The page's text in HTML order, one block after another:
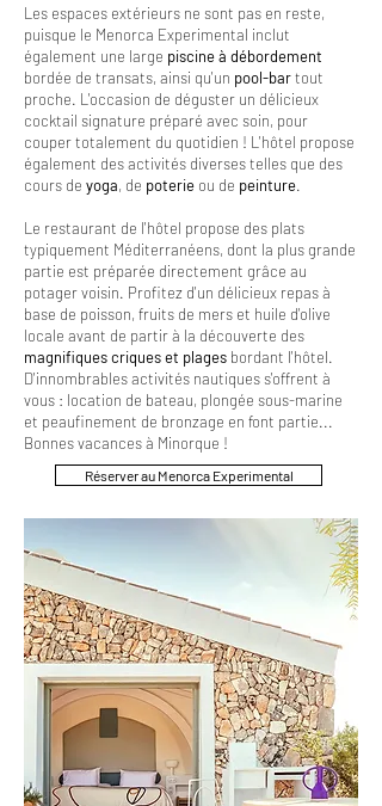
Les espaces extérieurs ne sont pas en reste,
puisque le Menorca Experimental inclut
également une large piscine à débordement
bordée de transats, ainsi qu'un pool-bartout
proche. L'occasion de déguster un délicieux
cocktail signature préparé avec soin, pour
couper totalement du quotidien ! L'hôtel propose
également des activités diverses telles que des
cours de yoga, de poterie ou de peinture.
Le restaurant de l'hôtel propose des plats
typiquement Méditerranéens, dont la plus grande
partie est préparée directement grâce au
potager voisin. Profitez d'un délicieux repas à
base de poisson, fruits de mers et huile d'olive
locale avant de partir à la découverte des
magnifiques criqueset plages bordant l'hôtel.
D'innombrables activités nautiques s'offrent à
vous : location de bateau, plongée sous-marine
et peaufinement de bronzage en font partie...
Bonnes vacances à Minorque !
Réserver au Menorca Experimental